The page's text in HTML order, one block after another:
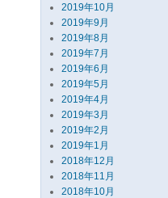
2019年10月
2019年9月
2019年8月
2019年7月
2019年6月
2019年5月
2019年4月
2019年3月
2019年2月
2019年1月
2018年12月
2018年11月
2018年10月